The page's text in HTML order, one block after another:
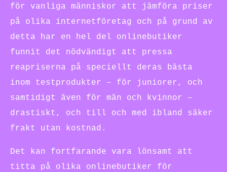
för vanliga människor att jämföra priser
på olika internetföretag och på grund av
detta har en hel del onlinebutiker
funnit det nödvändigt att pressa
reapriserna på speciellt deras bästa
inom testprodukter – för juniorer, och
samtidigt även för män och kvinnor –
drastiskt, och till och med ibland säker
frakt utan kostnad.
Det kan fortfarande vara lönsamt att
titta på olika onlinebutiker för